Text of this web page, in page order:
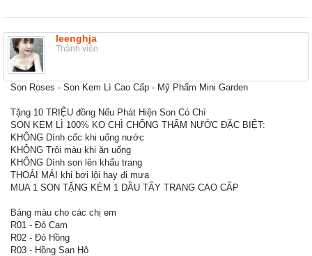
leenghja
Thành viên
Son Roses - Son Kem Lì Cao Cấp - Mỹ Phẩm Mini Garden
Tặng 10 TRIỆU đồng Nếu Phát Hiện Son Có Chì
SON KEM LÌ 100% KO CHÌ CHỐNG THẤM NƯỚC ĐẶC BIỆT:
KHÔNG Dính cốc khi uống nước
KHÔNG Trôi màu khi ăn uống
KHÔNG Dính son lên khẩu trang
THOẢI MÁI khi bơi lội hay đi mưa
MUA 1 SON TẶNG KÈM 1 DẦU TẨY TRANG CAO CẤP
Bảng màu cho các chị em
R01 - Đỏ Cam
R02 - Đỏ Hồng
R03 - Hồng San Hô